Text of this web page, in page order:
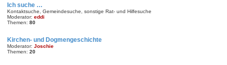
Ich suche …
Kontaktsuche, Gemeindesuche, sonstige Rat- und Hilfesuche
Moderator: eddi
Themen: 80
Kirchen- und Dogmengeschichte
Moderator: Joschie
Themen: 20